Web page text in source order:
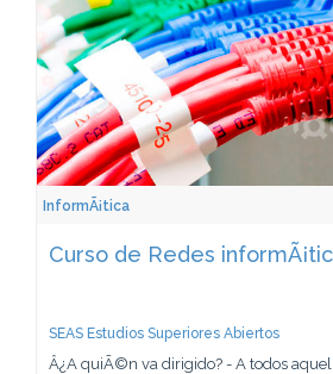
InformÃ¡tica
Curso de Redes
SEAS Estudios Superiores Abiertos
Â¿A quiÃ©n va dirigido? - A todos